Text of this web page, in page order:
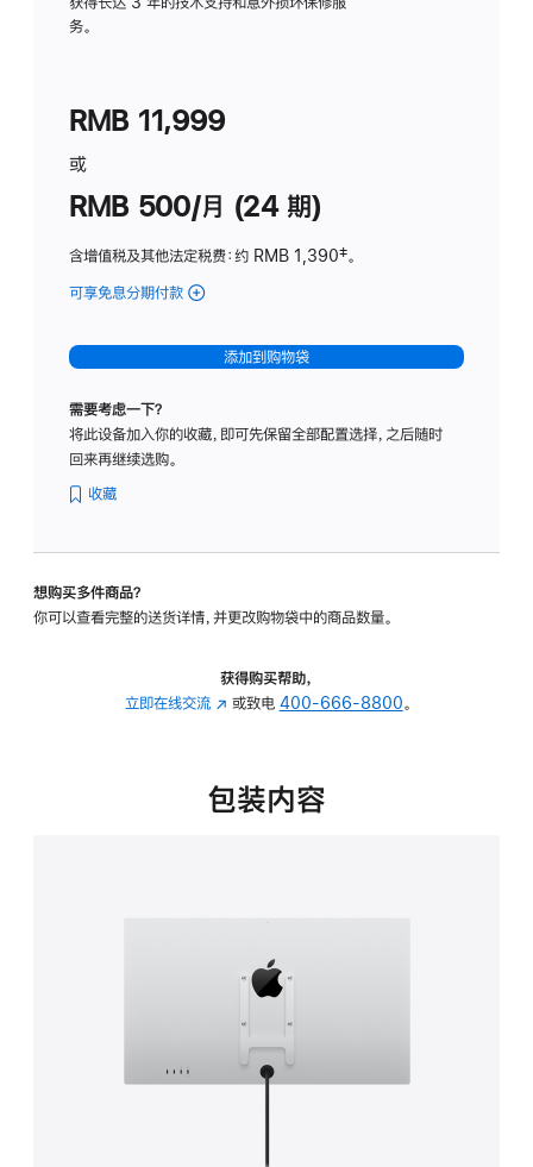
务。
RMB 11,999
或
RMB 500/月 (24 期)
含增值税及其他法定税费：约 RMB 1,390脚
‡。
可享免息分期付款 (Studio
-
标
璃
转
的
添加到购物袋
需要考虑一下？
将此设备加入你的收藏，即可先保留全部配置选择，之后随时
回来再继续选购。
收藏
想购买多件商品？
你可以查看完整的送货详情，并更改购物袋中的商品数量。
获得购买帮助，
立即在线交流 (在
中
或致电 400-666-8800。
包装内容